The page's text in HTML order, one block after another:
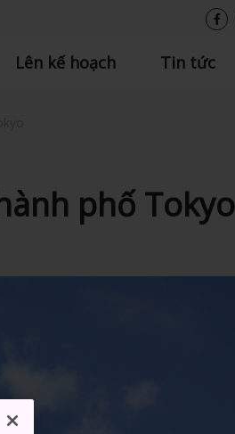
Lên kế hoạch Tin tức
phố Tokyo